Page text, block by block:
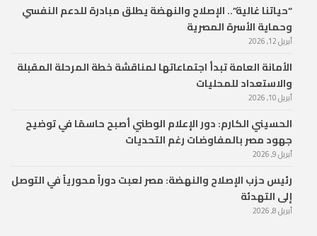
“حياتنا غالية”.. الإصلاح والنهضة يطلق مبادرة للدعم النفسي
وحماية الأسرة المصرية
أبريل 12, 2026
الأمانة العامة تبدأ اجتماعاتها لمناقشة خطة المرحلة المقبلة
والاستعداد للمحليات
أبريل 10, 2026
الحسيني الكارم: دور الإعلام الوطني أصبح حاسمًا في توضيح
جهود مصر بالمفاوضات رغم التحديات
أبريل 9, 2026
رئيس حزب الإصلاح والنهضة: مصر لعبت دوراً محورياً في التوصل
إلى التهدئة
أبريل 8, 2026